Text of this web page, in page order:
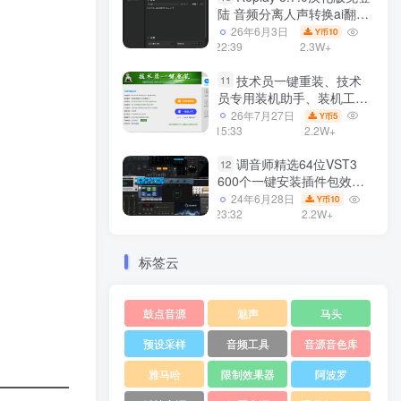
陆 音频分离人声转换ai翻唱
支持50系显卡 一键安装
WiN
26年6月3日
22:39
Y币10
2.3W+
11 技术员一键重装、技术
员专用装机助手、装机工
具、电脑系统装机软件丶一
键安装系统
26年7月27日
15:33
Y币5
2.2W+
12 调音师精选64位VST3
600个一键安装插件包效果
器集合10G WiN
24年6月28日
23:32
Y币10
2.2W+
标签云
鼓点音源 魅声
马头
预设采样
音频工具
音源音色库
雅马哈
限制效果器
阿波罗